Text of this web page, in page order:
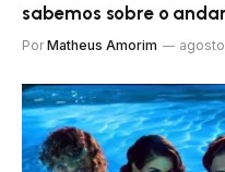
sabemos sobre o
Por Matheus Amorim